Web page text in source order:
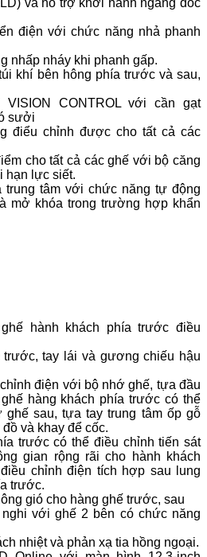
và hỗ trợ khởi hành ngang dốc
điện với chức năng nhả phanh
nhấp nháy khi phanh gấp.
khí bên hông phía trước và sau,
VISION CONTROL với cần gạt
sưởi
điểu chỉnh được cho tất cả các
cho tất cả các ghế với bộ căng
hạn lực siết.
trung tâm với chức năng tự động
mở khóa trong trường hợp khẩn
hành khách phía trước điều
tay lái và gương chiếu hậu
điện với bộ nhớ ghế, tựa đầu
hàng khách phía trước có thể
sau, tựa tay trung tâm ốp gỗ
và khay để cốc.
trước có thể điều chỉnh tiến sát
gian rộng rãi cho hành khách
chỉnh điện tích hợp sau lung
trước.
gió cho hàng ghế trước, sau
với ghế 2 bên có chức năng
nhiệt và phản xạ tia hồng ngoại.